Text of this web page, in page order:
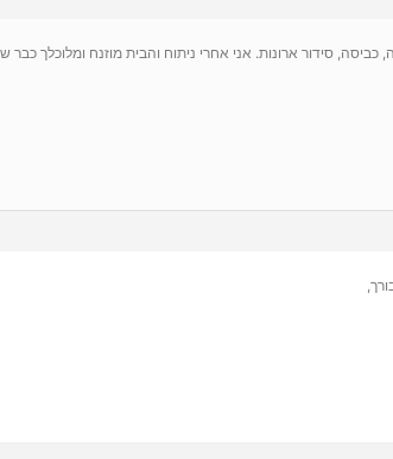
סידור ארונות. אני אחרי ניתוח והבית מוזנח ומלוכלך כבר